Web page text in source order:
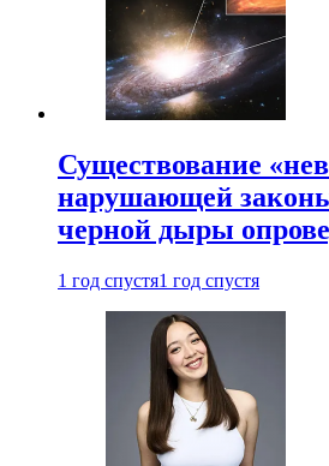
Существование
нарушающей
черной дыры
1 год спустя1 год спустя